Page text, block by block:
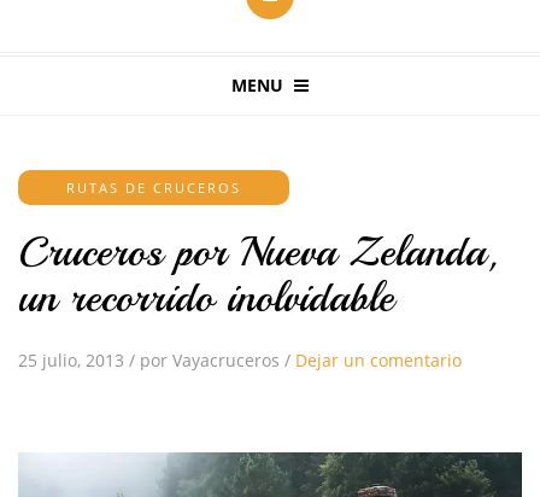
MENU
RUTAS DE CRUCEROS
Cruceros por Nueva Zelanda,
un recorrido inolvidable
25 julio, 2013 / por Vayacruceros / Dejar un comentario